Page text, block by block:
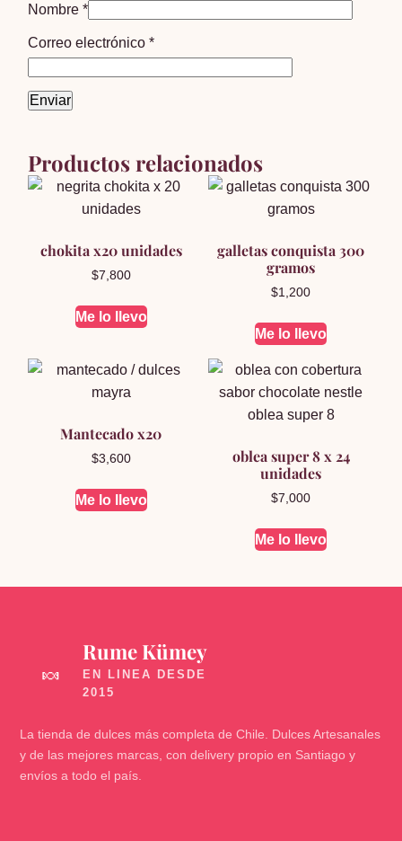
Nombre*
Correo electrónico*
Productos relacionados
chokita x20 unidades
$7,800
Me lo llevo
galletas conquista 300
gramos
$1,200
Me lo llevo
Mantecado x20
$3,600
Me lo llevo
oblea super 8 x 24
unidades
$7,000
Me lo llevo
🍬
Rume Kümey
La tienda de dulces más completa de Chile. Dulces Artesanales
y de las mejores marcas, con delivery propio en Santiago y
envíos a todo el país.